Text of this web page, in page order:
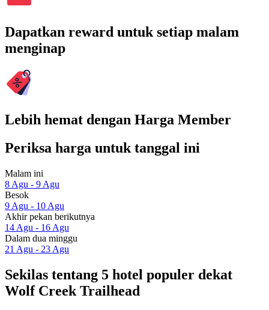
Dapatkan reward untuk setiap malam
menginap
Lebih hemat dengan Harga Member
Periksa harga untuk tanggal ini
Malam ini
8 Agu - 9 Agu
Besok
9 Agu - 10 Agu
Akhir pekan berikutnya
14 Agu - 16 Agu
Dalam dua minggu
21 Agu - 23 Agu
Sekilas tentang 5 hotel populer dekat
Wolf Creek Trailhead